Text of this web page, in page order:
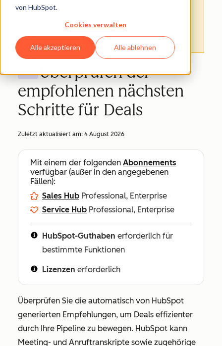
von HubSpot.
Cookies verwalten
Alle akzeptieren Alle ablehnen
Version und Sie können dort die aktuellsten
Informationen finden.Hier können Sie
darauf zugreifen.
BETA
Überprüfen der
empfohlenen nächsten
Schritte für Deals
Zuletzt aktualisiert am: 4 August 2026
Mit einem der folgenden Abonnements
verfügbar (außer in den angegebenen
Fällen):
Sales Hub Professional, Enterprise
Service Hub Professional, Enterprise
HubSpot-Guthaben erforderlich für
bestimmte Funktionen
Lizenzen erforderlich
Überprüfen Sie die automatisch von HubSpot
generierten Empfehlungen, um Deals effizienter
durch Ihre Pipeline zu bewegen. HubSpot kann
Meeting- und Anruftranskripte sowie zugehörige